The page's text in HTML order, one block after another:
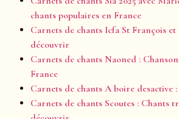
chants populaires en France
Carnets de chants Icfa St François
découvrir
Carnets de chants Naoned :
France
Carnets de chants A boire desactive
Carnets de chants Scoutes : Chants